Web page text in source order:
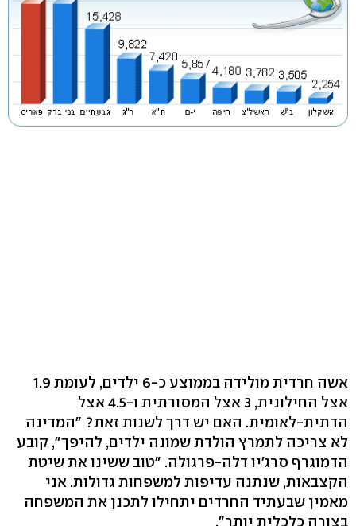
אשה חרדית מולידה בממוצע כ-6 ילדים, לעומת 1.9
אצל החילונית, 3 אצל המסורתית ו-4.5 אצל
הדתית-לאומית. האם יש דרך לשנות זאת? "המדינה
לא צריכה לתמרץ הולדת שמונה ילדים, להיפך", קובע
הדמוגרף סרג'יו דלה-פרגולה. "טוב ששינו את שיטת
הקצבאות, שנתנה עדיפות למשפחות גדולות. אני
מאמין שבעתיד החרדים יתחילו לתכנן את המשפחה
בצורה כלכלית יותר".